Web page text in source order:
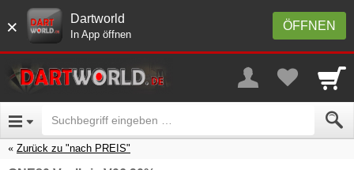
× ÖFFNEN
Dartworld
In App öffnen
Zurück zu "nach PREIS"